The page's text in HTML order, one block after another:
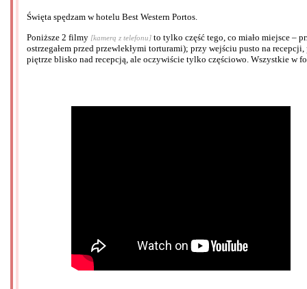
Święta spędzam w hotelu Best Western Portos.
Poniższe 2 filmy [kamerą z telefonu] to tylko część tego, co miało miejsce –
ostrzegałem przed przewlekłymi torturami); przy wejściu pusto na
piętrze blisko nad recepcją, ale oczywiście tylko częściowo. Wszystkie w